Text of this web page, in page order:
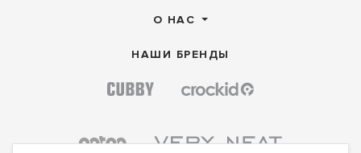
О НАС
НАШИ БРЕНДЫ